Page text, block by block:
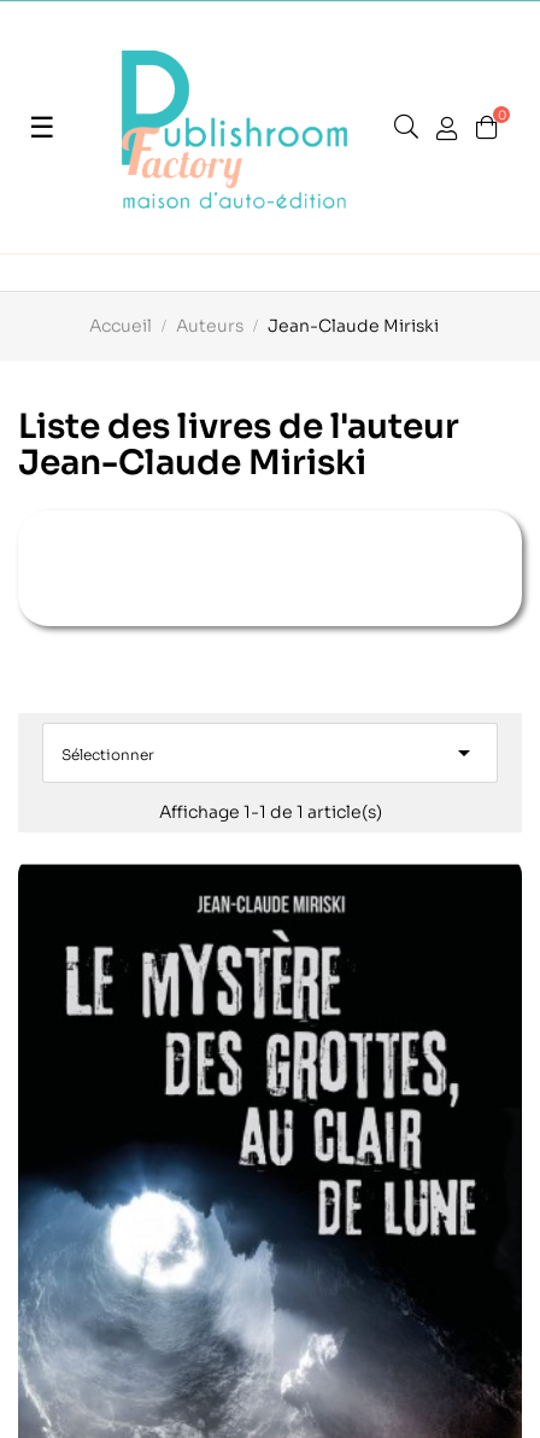
Basculer
navigation
☰ 0
Accueil Auteurs Jean-Claude Miriski
Liste des livres de l'auteur
Jean-Claude Miriski
Sélectionner 
Affichage 1-1 de 1 article(s)